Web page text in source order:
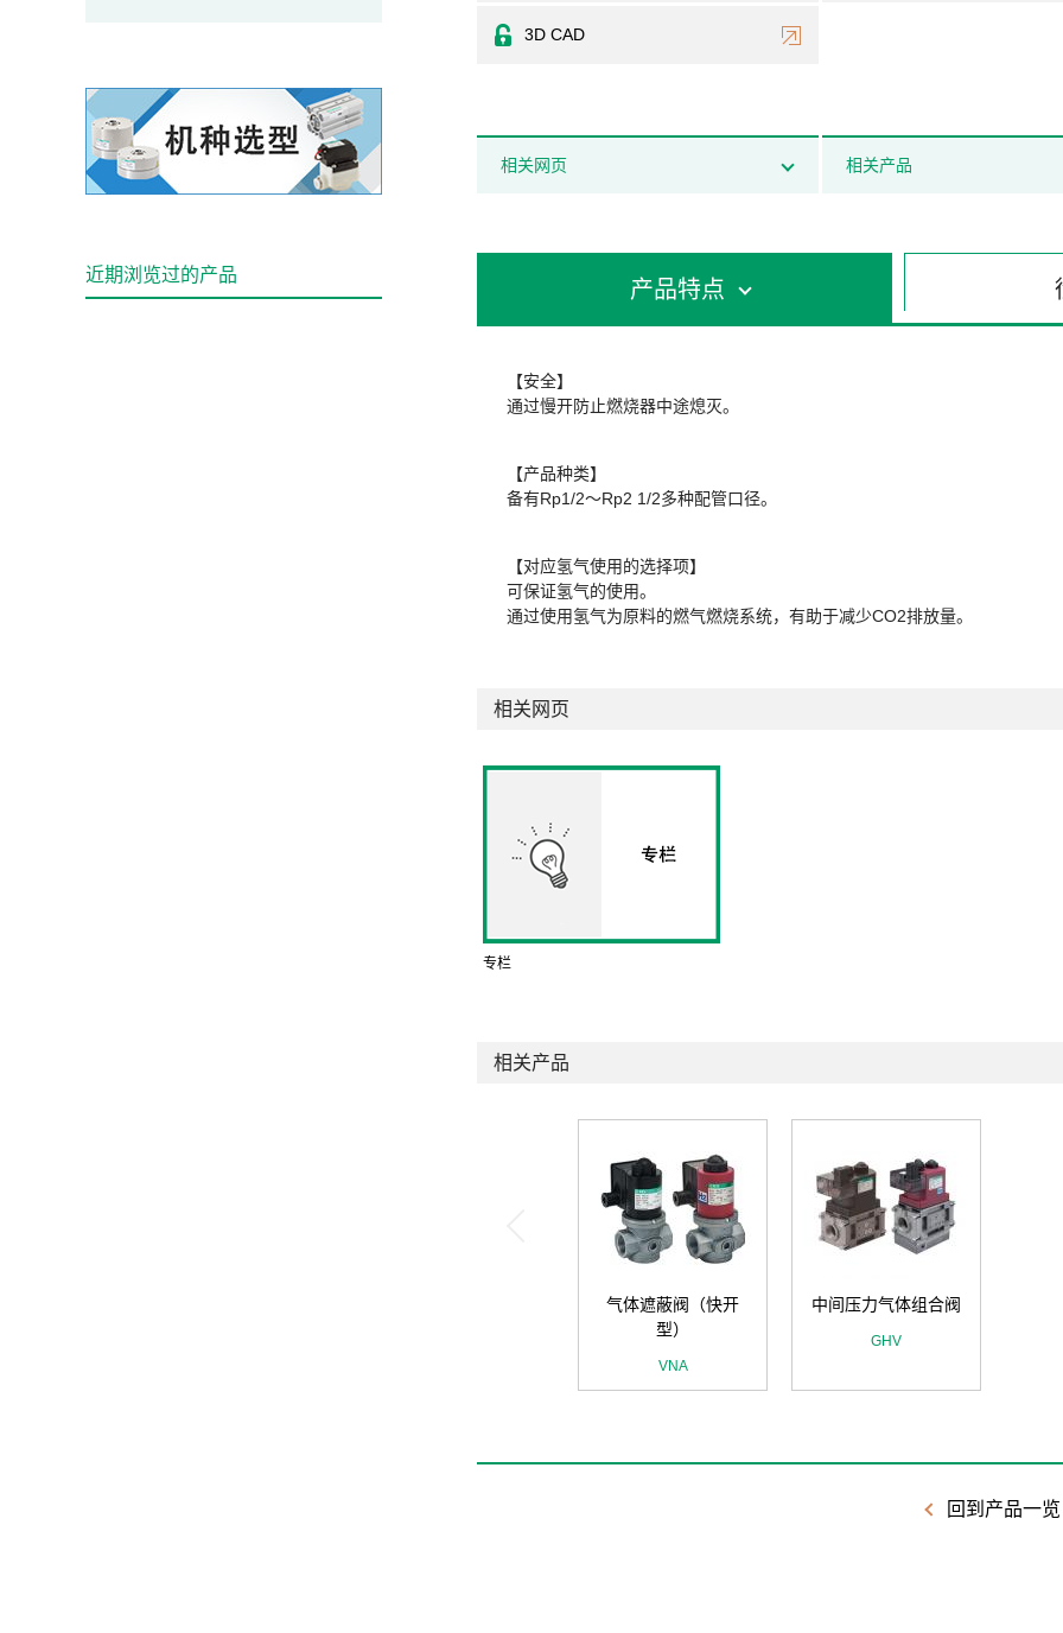
3D CAD
相关网页 相关产品
产品特点
【安全】
通过慢开防止燃烧器中途熄灭。
【产品种类】
备有Rp1/2～Rp2 1/2多种配管口径。
【对应氢气使用的选择项】
可保证氢气的使用。
通过使用氢气为原料的燃气燃烧系统，有助于减少CO2排放量。
相关网页
专栏
相关产品
气体遮蔽阀（快开
型）
VNA
中间压力气体组合阀
GHV
回到产品一览
近期浏览过的产品